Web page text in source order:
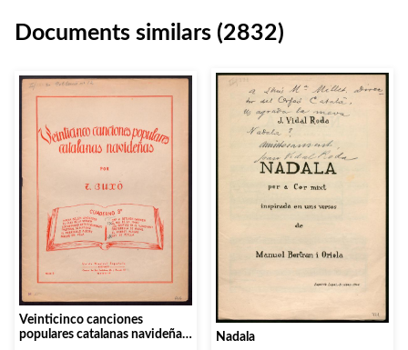
Documents similars (2832)
Veinticinco canciones
populares catalanas navideñas.
Nadala